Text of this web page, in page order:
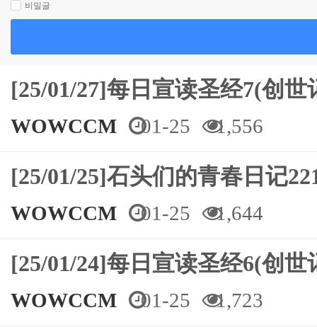
비밀글
[25/01/27]每日宣读圣经7(创
WOWCCM 01-25 1,556
[25/01/25]石头们的青春日记
WOWCCM 01-25 1,644
[25/01/24]每日宣读圣经6(创
WOWCCM 01-25 1,723